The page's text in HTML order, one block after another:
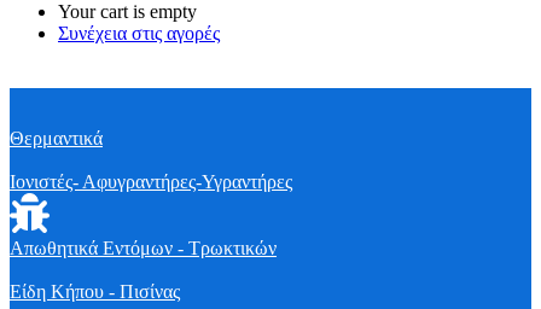
Your cart is empty
Συνέχεια στις αγορές
Θερμαντικά
Ιονιστές- Αφυγραντήρες-Υγραντήρες
Απωθητικά Εντόμων - Τρωκτικών
Είδη Κήπου - Πισίνας